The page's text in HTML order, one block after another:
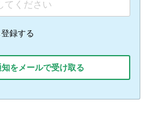
録する
をメールで受け取る